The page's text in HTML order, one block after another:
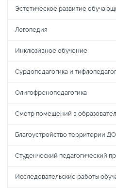
Эстетическое развитие
Логопедия
Инклюзивное обучение
Сурдопедагогика и
Олигофренопедагогика
Смотр помещений в
Благоустройство территории
Студенческий педагогический
Исследовательские работы